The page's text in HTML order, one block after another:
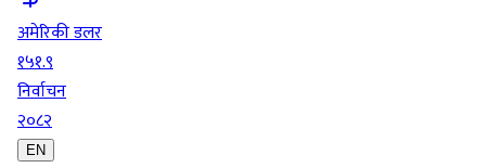
अमेरिकी डलर
१५१.९
निर्वाचन
२०८२
EN